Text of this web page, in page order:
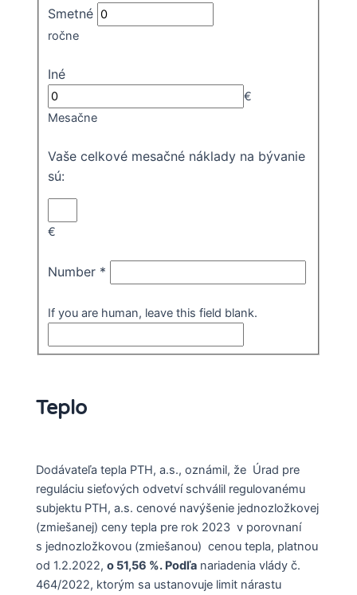
Smetné
ročne
Iné
€
Mesačne
Vaše celkové mesačné náklady na bývanie
sú:
€
Number *
If you are human, leave this field blank.
Teplo
Dodávateľa tepla PTH, a.s., oznámil, že Úrad pre
reguláciu sieťových odvetví schválil regulovanému
subjektu PTH, a.s. cenové navýšenie jednozložkovej
(zmiešanej) ceny tepla pre rok 2023 v porovnaní
s jednozložkovou (zmiešanou) cenou tepla, platnou
od 1.2.2022, o 51,56 %. Podľanariadenia vlády č.
464/2022, ktorým sa ustanovuje limit nárastu